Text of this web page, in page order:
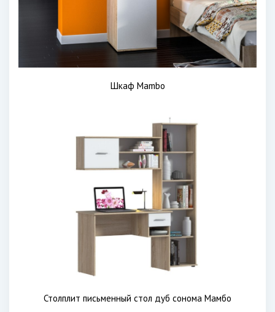
Шкаф Mambo
Столплит письменный стол дуб сонома Мамбо